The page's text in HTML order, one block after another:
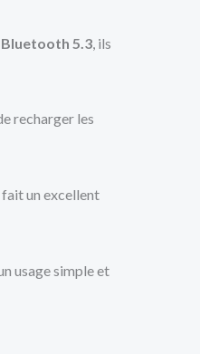
Bluetooth 5.3 , ils
recharger les
fait un excellent
usage simple et